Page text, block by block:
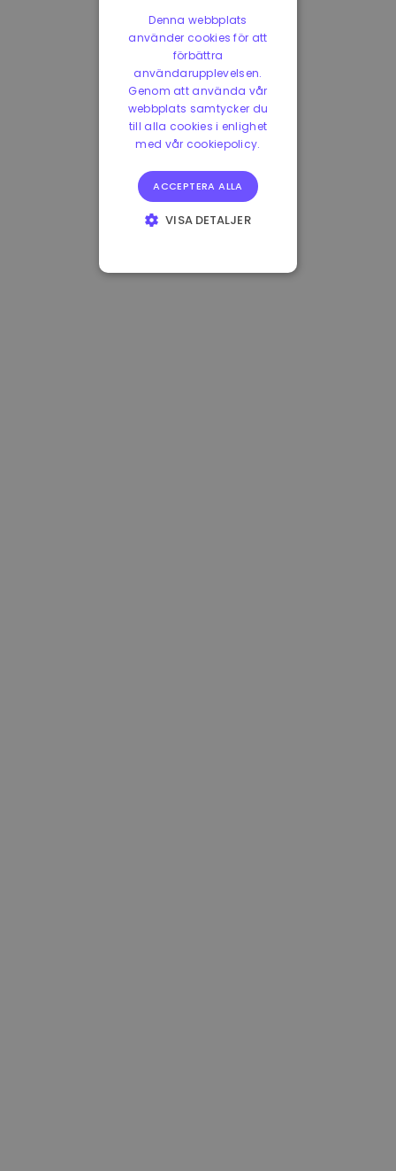
Denna webbplats
använder cookies för att
förbättra
användarupplevelsen.
Genom att använda vår
webbplats samtycker du
till alla cookies i enlighet
med vår cookiepolicy.
ACCEPTERA ALLA
VISA DETALJER